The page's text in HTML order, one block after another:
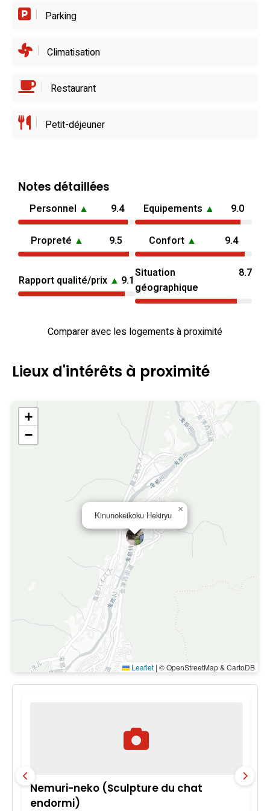
Parking
Climatisation
Restaurant
Petit-déjeuner
Notes détaillées
Personnel ▲ 9.4 Equipements ▲ 9.0
Propreté ▲ 9.5 Confort ▲ 9.4
Rapport qualité/prix ▲ 9.1
Situation
géographique
8.7
Comparer avec les logements à proximité
Lieux d'intérêts à proximité
Kinunokeikoku Hekiryu
×
+
−
Leaflet | © OpenStreetMap & CartoDB
Nemuri-neko (Sculpture du chat
endormi)